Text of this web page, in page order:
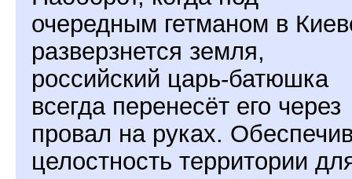
очередным гетманом в
разверзнется земля,
российский царь-батюшка
всегда перенесёт его через
провал на руках.
целостность территории